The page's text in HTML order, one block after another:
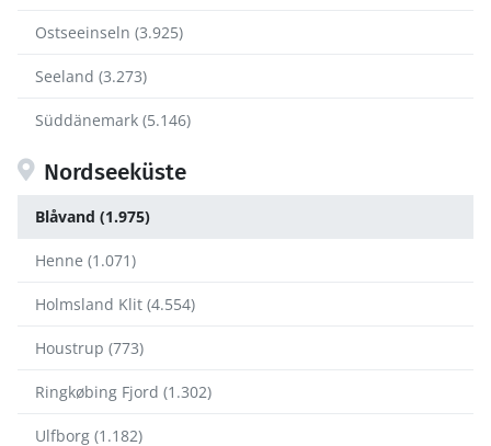
Ostseeinseln (3.925)
Seeland (3.273)
Süddänemark (5.146)
Nordseeküste
Blåvand (1.975)
Henne (1.071)
Holmsland Klit (4.554)
Houstrup (773)
Ringkøbing Fjord (1.302)
Ulfborg (1.182)